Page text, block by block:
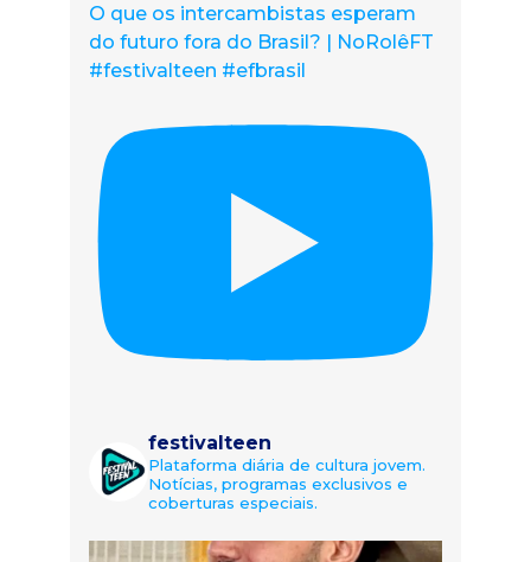
O que os intercambistas esperam
do futuro fora do Brasil? | NoRolêFT
#festivalteen #efbrasil
festivalteen
Plataforma diária de cultura jovem.
Notícias, programas exclusivos e
coberturas especiais.